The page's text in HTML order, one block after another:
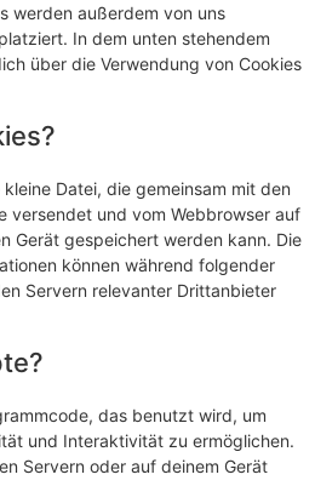
werden außerdem von uns
In dem unten stehendem
über die Verwendung von Cookies
Datei, die gemeinsam mit den
versendet und vom Webbrowser auf
Gerät gespeichert werden kann. Die
können während folgender
Servern relevanter Drittanbieter
das benutzt wird, um
und Interaktivität zu ermöglichen.
Servern oder auf deinem Gerät